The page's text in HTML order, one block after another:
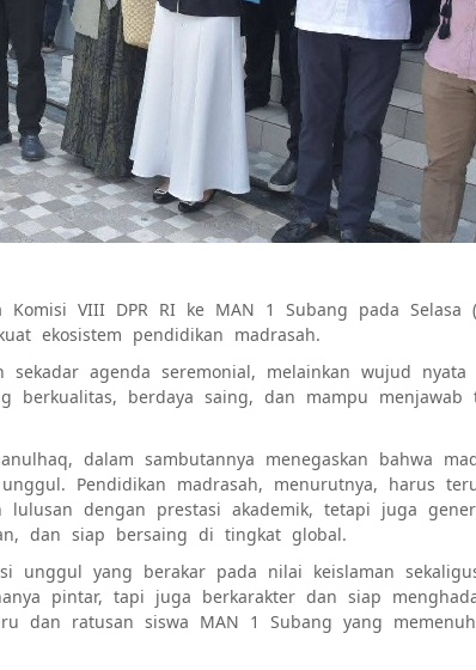
Komisi VIII DPR RI ke MAN 1 Subang pada Selasa
ekosistem pendidikan madrasah.
agenda seremonial, melainkan wujud nyata
berkualitas, berdaya saing, dan mampu menjawab
dalam sambutannya menegaskan bahwa
Pendidikan madrasah, menurutnya, harus
dengan prestasi akademik, tetapi juga
dan siap bersaing di tingkat global.
unggul yang berakar pada nilai keislaman
pintar, tapi juga berkarakter dan siap
dan ratusan siswa MAN 1 Subang yang